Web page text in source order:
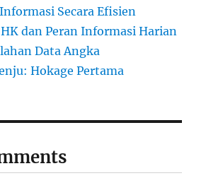
Secara Efisien
dan Peran Informasi Harian
Data Angka
Hokage Pertama